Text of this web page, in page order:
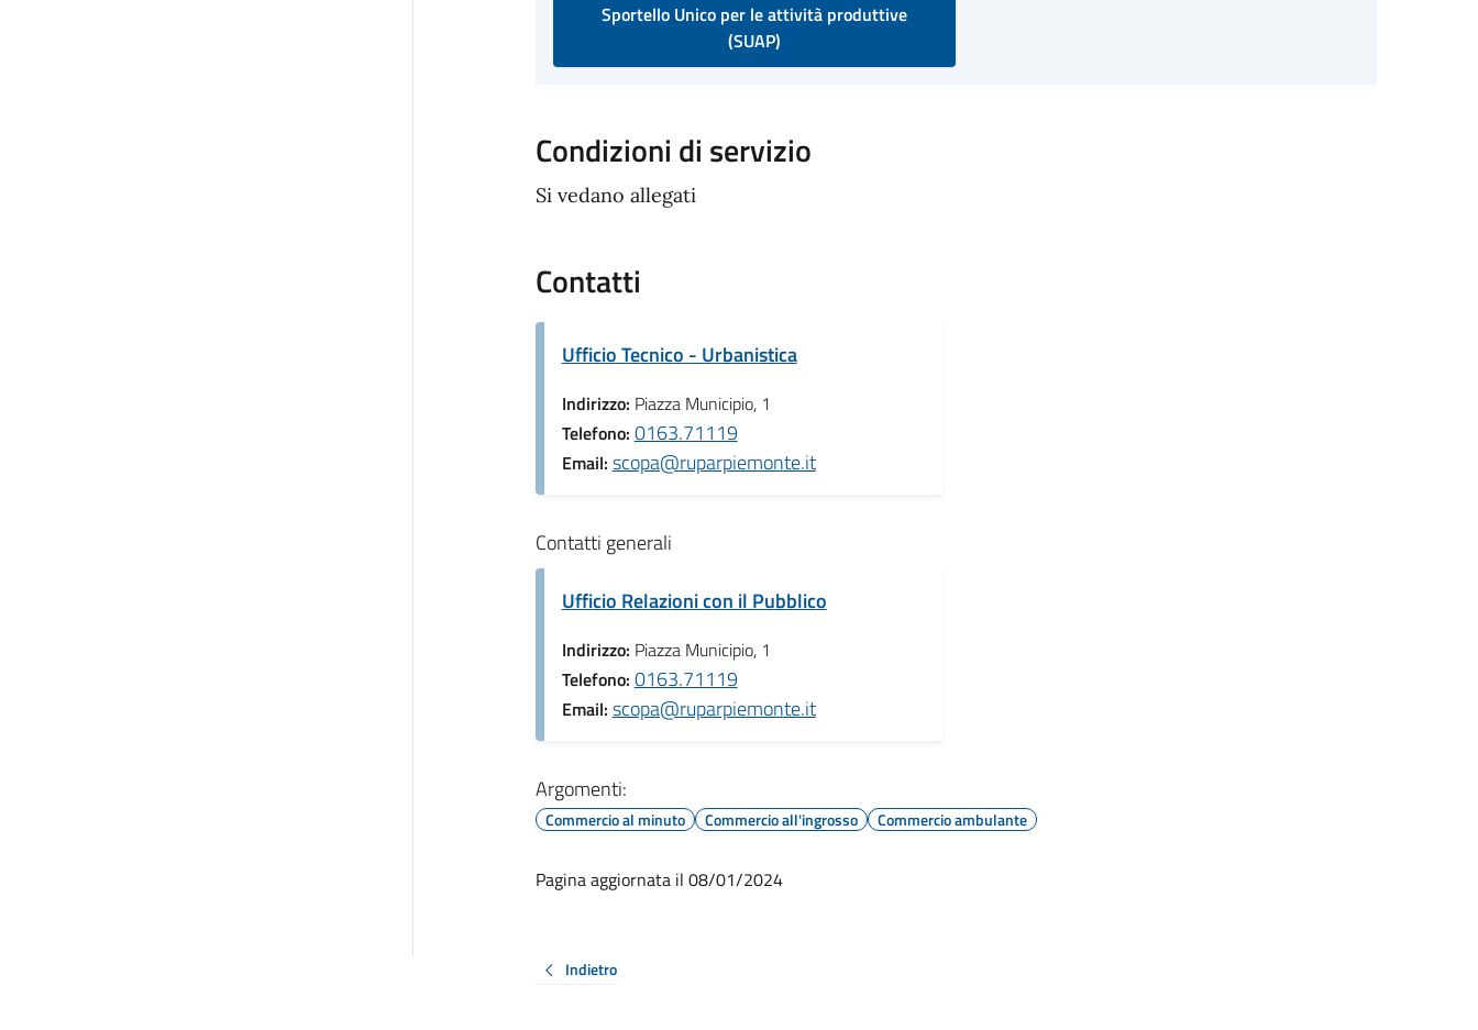
Sportello Unico per le attività produttive
(SUAP)
Condizioni di servizio
Si vedano allegati
Contatti
Ufficio Tecnico - Urbanistica
Indirizzo: Piazza Municipio, 1
Telefono: 0163.71119
Email: scopa@ruparpiemonte.it
Contatti generali
Ufficio Relazioni con il Pubblico
Indirizzo: Piazza Municipio, 1
Telefono: 0163.71119
Email: scopa@ruparpiemonte.it
Argomenti:
Commercio al minuto Commercio all'ingrosso Commercio ambulante
Pagina aggiornata il 08/01/2024
Indietro